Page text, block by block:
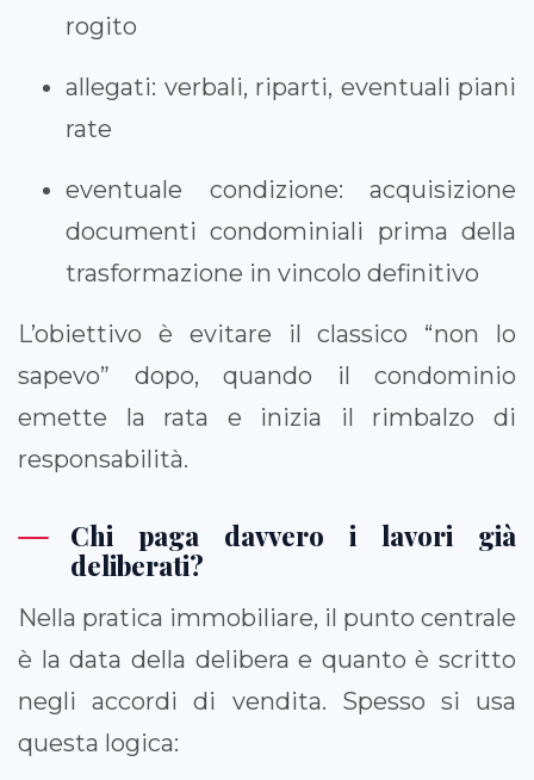
rogito
allegati: verbali, riparti, eventuali piani
rate
eventuale condizione: acquisizione
documenti condominiali prima della
trasformazione in vincolo definitivo
L’obiettivo è evitare il classico “non lo
sapevo” dopo, quando il condominio
emette la rata e inizia il rimbalzo di
responsabilità.
Chi paga davvero i lavori già
deliberati?
Nella pratica immobiliare, il punto centrale
è la data della delibera e quanto è scritto
negli accordi di vendita. Spesso si usa
questa logica: